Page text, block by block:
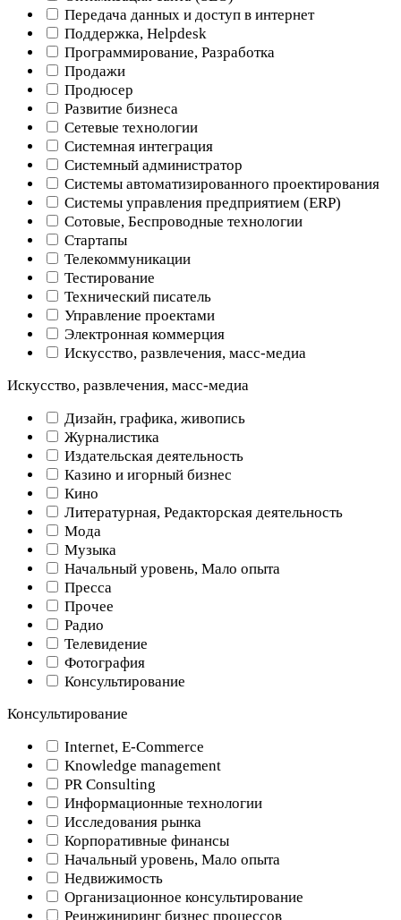
Передача данных и доступ в интернет
Поддержка, Helpdesk
Программирование, Разработка
Продажи
Продюсер
Развитие бизнеса
Сетевые технологии
Системная интеграция
Системный администратор
Системы автоматизированного проектирования
Системы управления предприятием (ERP)
Сотовые, Беспроводные технологии
Стартапы
Телекоммуникации
Тестирование
Технический писатель
Управление проектами
Электронная коммерция
Искусство, развлечения, масс-медиа
Искусство, развлечения, масс-медиа
Дизайн, графика, живопись
Журналистика
Издательская деятельность
Казино и игорный бизнес
Кино
Литературная, Редакторская деятельность
Мода
Музыка
Начальный уровень, Мало опыта
Пресса
Прочее
Радио
Телевидение
Фотография
Консультирование
Консультирование
Internet, E-Commerce
Knowledge management
PR Consulting
Информационные технологии
Исследования рынка
Корпоративные финансы
Начальный уровень, Мало опыта
Недвижимость
Организационное консультирование
Реинжиниринг бизнес процессов